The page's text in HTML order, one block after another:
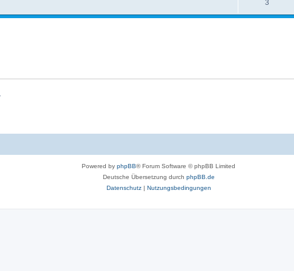
o
n
3A
n
r
Powered by phpBB® Forum Software © phpBB Limited
Deutsche Übersetzung durch phpBB.de
Datenschutz| Nutzungsbedingungen